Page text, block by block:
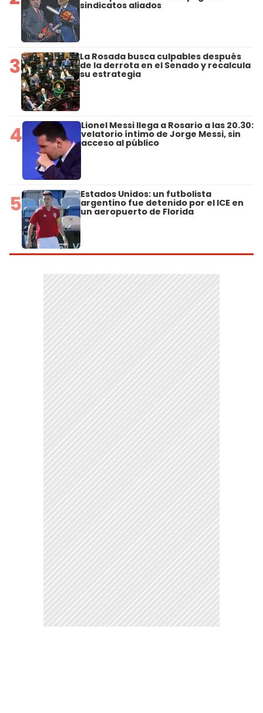
sindicatos aliados
3 La Rosada busca culpables después
de la derrota en el Senado y recalcula
su estrategia
4 Lionel Messi llega a Rosario a las 20.30:
velatorio íntimo de Jorge Messi, sin
acceso al público
5 Estados Unidos: un futbolista
argentino fue detenido por el ICE en
un aeropuerto de Florida